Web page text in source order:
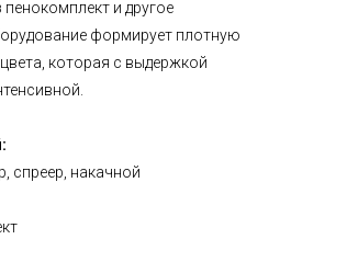
пенокомплект и другое
формирует плотную
которая с выдержкой
спреер, накачной